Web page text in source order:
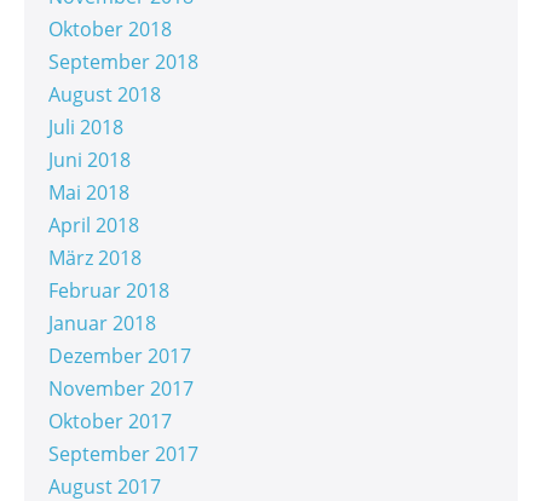
Oktober 2018
September 2018
August 2018
Juli 2018
Juni 2018
Mai 2018
April 2018
März 2018
Februar 2018
Januar 2018
Dezember 2017
November 2017
Oktober 2017
September 2017
August 2017